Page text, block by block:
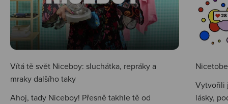
Vítá tě svět Niceboy: sluchátka, repráky a
mraky dalšího taky
Ahoj, tady Niceboy! Přesně takhle tě od
Vytvořili
lásky,